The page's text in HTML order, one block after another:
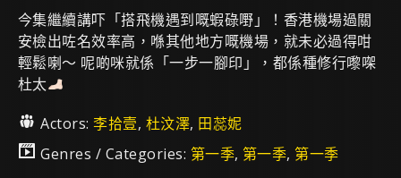
今集繼續講吓「搭飛機遇到嘅蝦碌嘢」！香港機場過關
安檢出咗名效率高，喺其他地方嘅機場，就未必過得咁
輕鬆喇～ 呢啲咪就係「一步一腳印」，都係種修行嚟㗎
杜太
Actors:李拾壹, 杜汶澤, 田蕊妮
Genres / Categories: 第一季, 第一季, 第一季